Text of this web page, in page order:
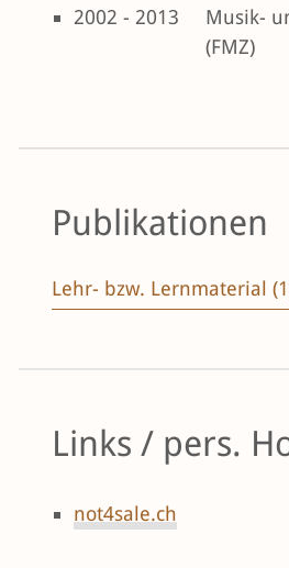
2002 - 2013
Musik-
(FMZ)
Publikationen
Lehr- bzw. Lernmaterial
Links / pers.
not4sale.ch